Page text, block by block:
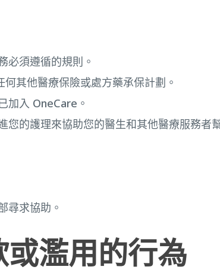
必須遵循的規則。
其他醫療保險或處方藥承保計劃。
加入 OneCare。
的護理來協助您的醫生和其他醫療服務者
尋求協助。
濫用的行為